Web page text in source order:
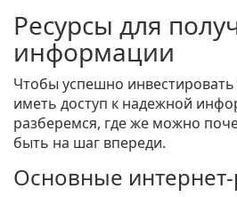
Ресурсы для
информации
Чтобы успешно инвестировать
иметь доступ к надежной
разберемся, где же можно
быть на шаг впереди.
Основные